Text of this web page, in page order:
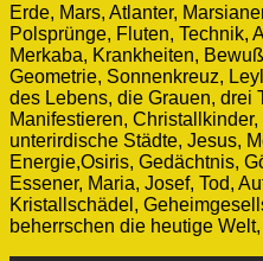
Erde, Mars, Atlanter,
Polsprünge, Fluten, Technik,
Merkaba, Krankheiten,
Geometrie, Sonnenkreuz,
des Lebens, die Grauen, drei
Manifestieren,
unterirdische Städte, Jesus,
Energie,Osiris, Gedächtnis,
Essener, Maria, Josef, Tod,
Kristallschädel,
beherrschen die heutige